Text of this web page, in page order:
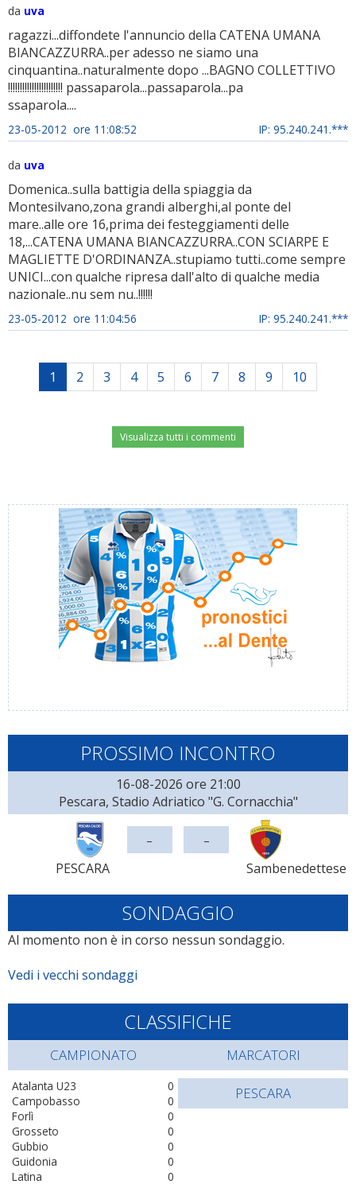
da uva
ragazzi...diffondete l'annuncio della CATENA UMANA
BIANCAZZURRA..per adesso ne siamo una
cinquantina..naturalmente dopo ...BAGNO COLLETTIVO
!!!!!!!!!!!!!!!!!!!!!!! passaparola...passaparola...pa
ssaparola....
23-05-2012 ore 11:08:52 IP: 95.240.241.***
da uva
Domenica..sulla battigia della spiaggia da
Montesilvano,zona grandi alberghi,al ponte del
mare..alle ore 16,prima dei festeggiamenti delle
18,...CATENA UMANA BIANCAZZURRA..CON SCIARPE E
MAGLIETTE D'ORDINANZA..stupiamo tutti..come sempre
UNICI...con qualche ripresa dall'alto di qualche media
nazionale..nu sem nu..!!!!!!
23-05-2012 ore 11:04:56 IP: 95.240.241.***
1 2 3 4 5 6 7 8 9 10
Visualizza tutti i commenti
PROSSIMO INCONTRO
16-08-2026 ore 21:00
Pescara, Stadio Adriatico "G. Cornacchia"
PESCARA
- -
Sambenedettese
SONDAGGIO
Al momento non è in corso nessun sondaggio.
Vedi i vecchi sondaggi
CLASSIFICHE
CAMPIONATO
0
Atalanta U23
0
Campobasso
0
Forlì
0
Grosseto
0
Gubbio
0
Guidonia
0
Latina
MARCATORI
PESCARA